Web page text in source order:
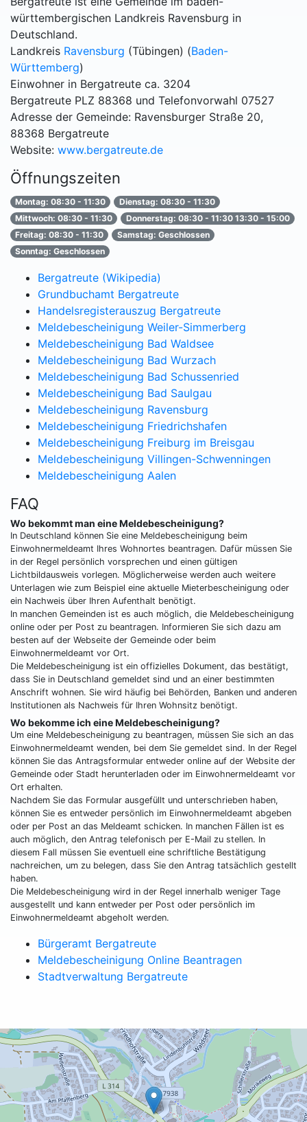
württembergischen Landkreis Ravensburg in
Deutschland.
Landkreis Ravensburg (Tübingen) (Baden-
Württemberg)
Einwohner in Bergatreute ca. 3204
Bergatreute PLZ 88368 und Telefonvorwahl 07527
Adresse der Gemeinde: Ravensburger Straße 20,
88368 Bergatreute
Website: www.bergatreute.de
Öffnungszeiten
Montag: 08:30 - 11:30
Dienstag: 08:30 - 11:30
Mittwoch: 08:30 - 11:30
Donnerstag: 08:30 - 11:30 13:30 - 15:00
Freitag: 08:30 - 11:30
Samstag: Geschlossen
Sonntag: Geschlossen
Bergatreute (Wikipedia)
Grundbuchamt Bergatreute
Handelsregisterauszug Bergatreute
Meldebescheinigung Weiler-Simmerberg
Meldebescheinigung Bad Waldsee
Meldebescheinigung Bad Wurzach
Meldebescheinigung Bad Schussenried
Meldebescheinigung Bad Saulgau
Meldebescheinigung Ravensburg
Meldebescheinigung Friedrichshafen
Meldebescheinigung Freiburg im Breisgau
Meldebescheinigung Villingen-Schwenningen
Meldebescheinigung Aalen
FAQ
Wo bekommt man eine Meldebescheinigung?
In Deutschland können Sie eine Meldebescheinigung beim
Einwohnermeldeamt Ihres Wohnortes beantragen. Dafür müssen Sie
in der Regel persönlich vorsprechen und einen gültigen
Lichtbildausweis vorlegen. Möglicherweise werden auch weitere
Unterlagen wie zum Beispiel eine aktuelle Mieterbescheinigung oder
ein Nachweis über Ihren Aufenthalt benötigt.
In manchen Gemeinden ist es auch möglich, die Meldebescheinigung
online oder per Post zu beantragen. Informieren Sie sich dazu am
besten auf der Webseite der Gemeinde oder beim
Einwohnermeldeamt vor Ort.
Die Meldebescheinigung ist ein offizielles Dokument, das bestätigt,
dass Sie in Deutschland gemeldet sind und an einer bestimmten
Anschrift wohnen. Sie wird häufig bei Behörden, Banken und anderen
Institutionen als Nachweis für Ihren Wohnsitz benötigt.
Wo bekomme ich eine Meldebescheinigung?
Um eine Meldebescheinigung zu beantragen, müssen Sie sich an das
Einwohnermeldeamt wenden, bei dem Sie gemeldet sind. In der Regel
können Sie das Antragsformular entweder online auf der Website der
Gemeinde oder Stadt herunterladen oder im Einwohnermeldeamt vor
Ort erhalten.
Nachdem Sie das Formular ausgefüllt und unterschrieben haben,
können Sie es entweder persönlich im Einwohnermeldeamt abgeben
oder per Post an das Meldeamt schicken. In manchen Fällen ist es
auch möglich, den Antrag telefonisch per E-Mail zu stellen. In
diesem Fall müssen Sie eventuell eine schriftliche Bestätigung
nachreichen, um zu belegen, dass Sie den Antrag tatsächlich gestellt
haben.
Die Meldebescheinigung wird in der Regel innerhalb weniger Tage
ausgestellt und kann entweder per Post oder persönlich im
Einwohnermeldeamt abgeholt werden.
Bürgeramt Bergatreute
Meldebescheinigung Online Beantragen
Stadtverwaltung Bergatreute